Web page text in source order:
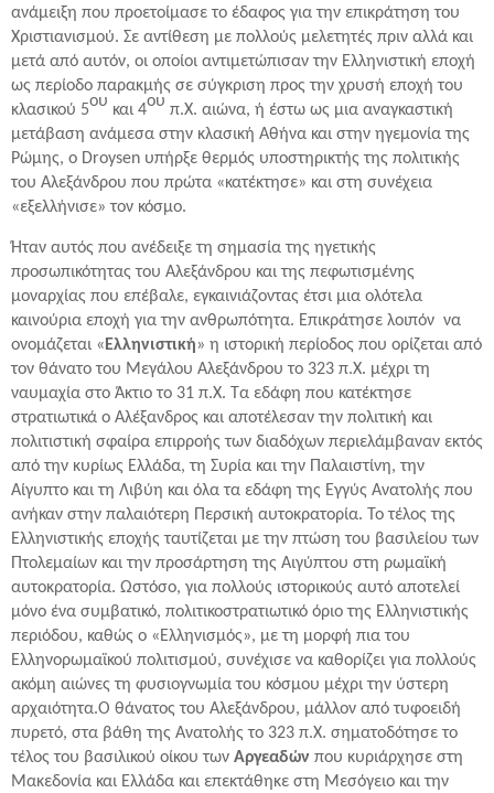
ανάμειξη που προετοίμασε το έδαφος για την επικράτηση του
Χριστιανισμού. Σε αντίθεση με πολλούς μελετητές πριν αλλά και
μετά από αυτόν, οι οποίοι αντιμετώπισαν την Ελληνιστική εποχή
ως περίοδο παρακμής σε σύγκριση προς την χρυσή εποχή του
κλασικού 5ου και 4ου π.Χ. αιώνα, ή έστω ως μια αναγκαστική
μετάβαση ανάμεσα στην κλασική Αθήνα και στην ηγεμονία της
Ρώμης, ο Droysen υπήρξε θερμός υποστηρικτής της πολιτικής
του Αλεξάνδρου που πρώτα «κατέκτησε» και στη συνέχεια
«εξελλήνισε» τον κόσμο.
Ήταν αυτός που ανέδειξε τη σημασία της ηγετικής
προσωπικότητας του Αλεξάνδρου και της πεφωτισμένης
μοναρχίας που επέβαλε, εγκαινιάζοντας έτσι μια ολότελα
καινούρια εποχή για την ανθρωπότητα. Επικράτησε λοιπόν να
ονομάζεται « Ελληνιστική» η ιστορική περίοδος που ορίζεται από
τον θάνατο του Μεγάλου Αλεξάνδρου το 323 π.Χ. μέχρι τη
ναυμαχία στο Άκτιο το 31 π.Χ. Τα εδάφη που κατέκτησε
στρατιωτικά ο Αλέξανδρος και αποτέλεσαν την πολιτική και
πολιτιστική σφαίρα επιρροής των διαδόχων περιελάμβαναν εκτός
από την κυρίως Ελλάδα, τη Συρία και την Παλαιστίνη, την
Αίγυπτο και τη Λιβύη και όλα τα εδάφη της Εγγύς Ανατολής που
ανήκαν στην παλαιότερη Περσική αυτοκρατορία. Το τέλος της
Ελληνιστικής εποχής ταυτίζεται με την πτώση του βασιλείου των
Πτολεμαίων και την προσάρτηση της Αιγύπτου στη ρωμαϊκή
αυτοκρατορία. Ωστόσο, για πολλούς ιστορικούς αυτό αποτελεί
μόνο ένα συμβατικό, πολιτικοστρατιωτικό όριο της Ελληνιστικής
περιόδου, καθώς ο «Ελληνισμός», με τη μορφή πια του
Ελληνορωμαϊκού πολιτισμού, συνέχισε να καθορίζει για πολλούς
ακόμη αιώνες τη φυσιογνωμία του κόσμου μέχρι την ύστερη
αρχαιότητα.Ο θάνατος του Αλεξάνδρου, μάλλον από τυφοειδή
πυρετό, στα βάθη της Ανατολής το 323 π.Χ. σηματοδότησε το
τέλος του βασιλικού οίκου των Αργεαδών που κυριάρχησε στη
Μακεδονία και Ελλάδα και επεκτάθηκε στη Μεσόγειο και την